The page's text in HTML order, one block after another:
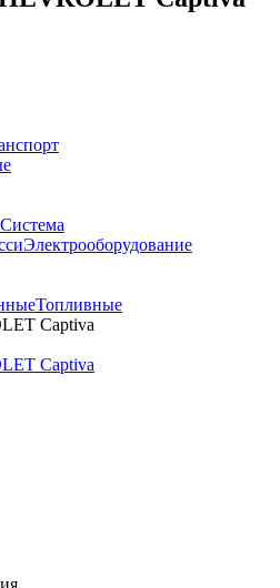
Система
Электрооборудование
Топливные
Captiva